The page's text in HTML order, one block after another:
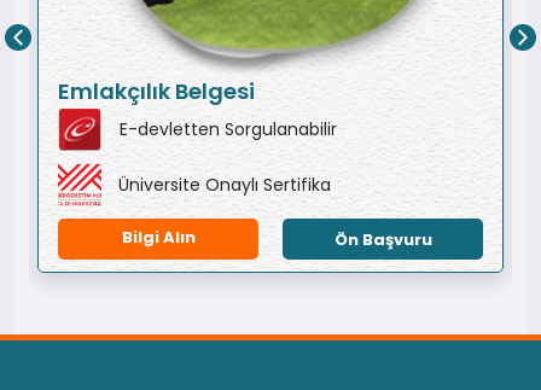
Emlakçılık Belgesi
E-devletten Sorgulanabilir
Üniversite Onaylı Sertifika
Bilgi Alın Ön Başvuru